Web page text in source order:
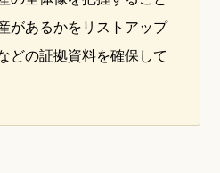
があるかをリストアップ
どの証拠資料を確保して